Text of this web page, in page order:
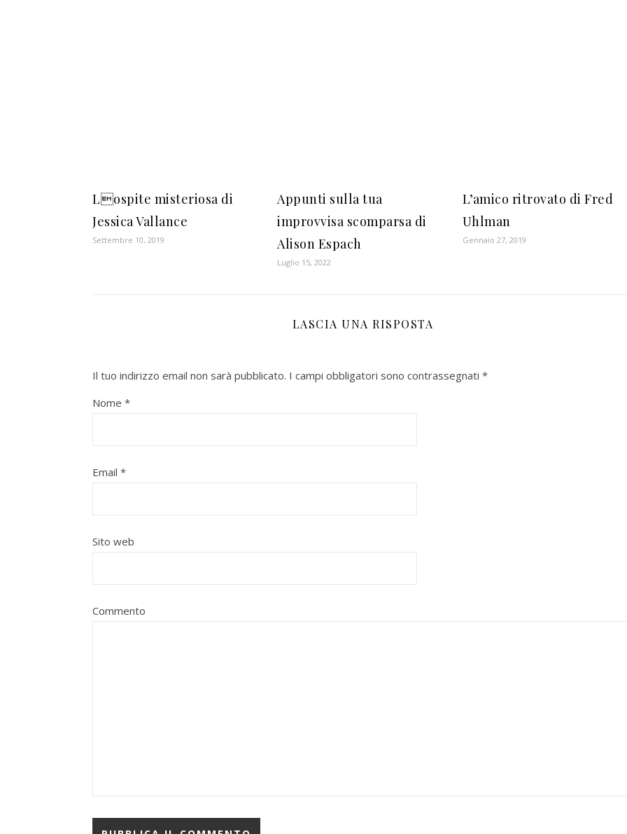
Lospite misteriosa di
Jessica Vallance
Settembre 10, 2019
Appunti sulla tua
improvvisa scomparsa di
Alison Espach
Luglio 15, 2022
L’amico ritrovato di Fred
Uhlman
Gennaio 27, 2019
LASCIA UNA RISPOSTA
Il tuo indirizzo email non sarà pubblicato. I campi obbligatori sono contrassegnati *
Nome *
Email *
Sito web
Commento